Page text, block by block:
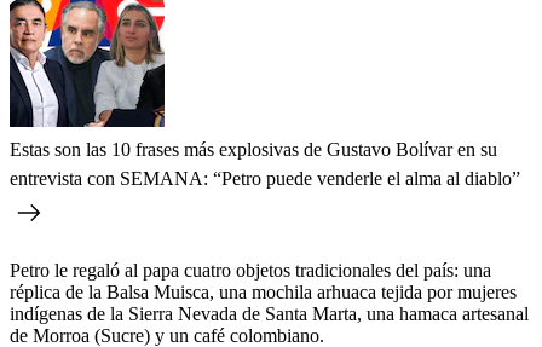
Estas son las 10 frases más explosivas de Gustavo Bolívar en su
entrevista con SEMANA: “Petro puede venderle el alma al diablo”
Petro le regaló al papa cuatro objetos tradicionales del país: una
réplica de la Balsa Muisca, una mochila arhuaca tejida por mujeres
indígenas de la Sierra Nevada de Santa Marta, una hamaca artesanal
de Morroa (Sucre) y un café colombiano.